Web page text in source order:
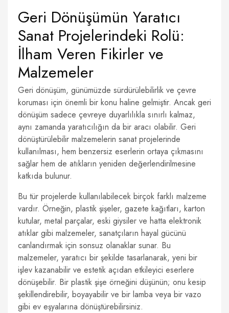
Geri Dönüşümün Yaratıcı
Sanat Projelerindeki Rolü:
İlham Veren Fikirler ve
Malzemeler
Geri dönüşüm, günümüzde sürdürülebilirlik ve çevre
koruması için önemli bir konu haline gelmiştir. Ancak geri
dönüşüm sadece çevreye duyarlılıkla sınırlı kalmaz,
aynı zamanda yaratıcılığın da bir aracı olabilir. Geri
dönüştürülebilir malzemelerin sanat projelerinde
kullanılması, hem benzersiz eserlerin ortaya çıkmasını
sağlar hem de atıkların yeniden değerlendirilmesine
katkıda bulunur.
Bu tür projelerde kullanılabilecek birçok farklı malzeme
vardır. Örneğin, plastik şişeler, gazete kağıtları, karton
kutular, metal parçalar, eski giysiler ve hatta elektronik
atıklar gibi malzemeler, sanatçıların hayal gücünü
canlandırmak için sonsuz olanaklar sunar. Bu
malzemeler, yaratıcı bir şekilde tasarlanarak, yeni bir
işlev kazanabilir ve estetik açıdan etkileyici eserlere
dönüşebilir. Bir plastik şişe örneğini düşünün; onu kesip
şekillendirebilir, boyayabilir ve bir lamba veya bir vazo
gibi ev eşyalarına dönüştürebilirsiniz.